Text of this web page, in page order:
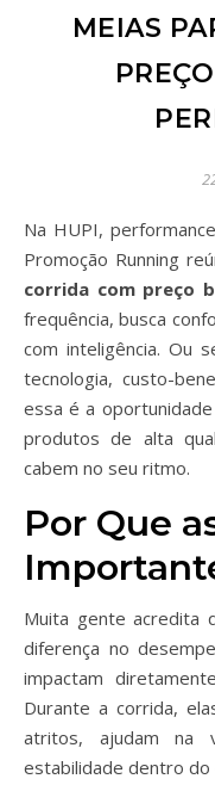
MEIAS
Na HUPI, performance e economia correm lado a lado. A
Promoção Running
corrida com preço
frequência, busca
com inteligência. Ou
tecnologia, custo-
essa é a
produtos de alta
cabem no seu ritmo.
Por Que
Muita gente acredita
diferença no
impactam
Durante a corrida,
atritos, ajudam na
estabilidade dentro do